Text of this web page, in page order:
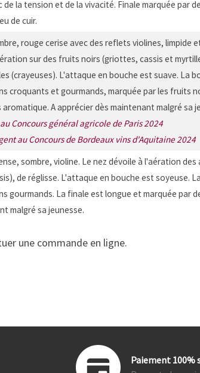
de la tension et de la vivacité. Finale marquée par
de cuir.
rouge cerise avec des reflets violines, limpide
sur des fruits noirs (griottes, cassis et
(crayeuses). L'attaque en bouche est suave. La
croquants et gourmands, marquée par les fruits
A apprécier dès maintenant malgré sa
Concours général agricole de Paris 2024
au Concours de Bordeaux vins d'Aquitaine 2024
sombre, violine. Le nez dévoile à l'aération
de réglisse. L'attaque en bouche est soyeuse.
gourmands. La finale est longue et marquée par
malgré sa jeunesse.
une commande en ligne.
Paiement 100%